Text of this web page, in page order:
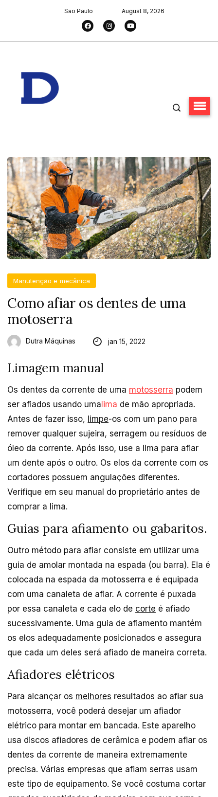
São Paulo August 8, 2026
Manutenção e mecânica
Como afiar os dentes de uma
motoserra
Dutra Máquinas jan 15, 2022
Limagem manual
Os dentes da corrente de uma motosserra podem
ser afiados usando uma lima de mão apropriada.
Antes de fazer isso, limpe-os com um pano para
remover qualquer sujeira, serragem ou resíduos de
óleo da corrente. Após isso, use a lima para afiar
um dente após o outro. Os elos da corrente com os
cortadores possuem angulações diferentes.
Verifique em seu manual do proprietário antes de
comprar a lima.
Guias para afiamento ou gabaritos.
Outro método para afiar consiste em utilizar uma
guia de amolar montada na espada (ou barra). Ela é
colocada na espada da motosserra e é equipada
com uma canaleta de afiar. A corrente é puxada
por essa canaleta e cada elo de corte é afiado
sucessivamente. Uma guia de afiamento mantém
os elos adequadamente posicionados e assegura
que cada um deles será afiado de maneira correta.
Afiadores elétricos
Para alcançar os melhores resultados ao afiar sua
motosserra, você poderá desejar um afiador
elétrico para montar em bancada. Este aparelho
usa discos afiadores de cerâmica e podem afiar os
dentes da corrente de maneira extremamente
precisa. Várias empresas que afiam serras usam
este tipo de equipamento. Se você costuma cortar